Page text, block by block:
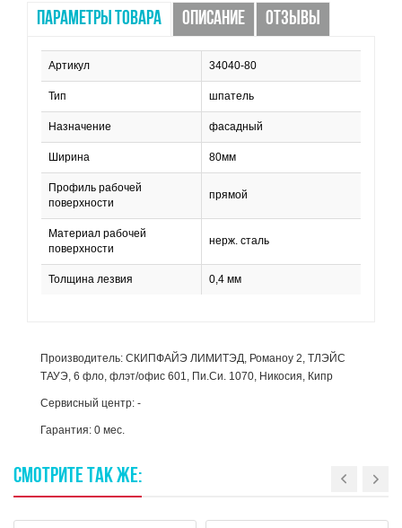
ПАРАМЕТРЫ ТОВАРА ОПИСАНИЕ ОТЗЫВЫ
Артикул 34040-80
Тип шпатель
Назначение фасадный
Ширина 80мм
Профиль рабочей
поверхности
прямой
Материал рабочей
поверхности
нерж. сталь
Толщина лезвия 0,4 мм
Производитель: СКИПФАЙЭ ЛИМИТЭД, Романоу 2, ТЛЭЙС
ТАУЭ, 6 фло, флэт/офис 601, Пи.Си. 1070, Никосия, Кипр
Сервисный центр: -
Гарантия: 0 мес.
СМОТРИТЕ ТАКЖЕ: